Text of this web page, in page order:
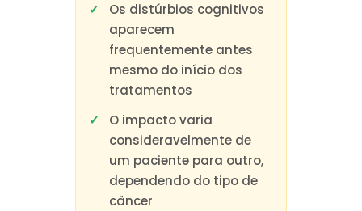
Os distúrbios cognitivos
aparecem
frequentemente antes
mesmo do início dos
tratamentos
O impacto varia
consideravelmente de
um paciente para outro,
dependendo do tipo de
câncer